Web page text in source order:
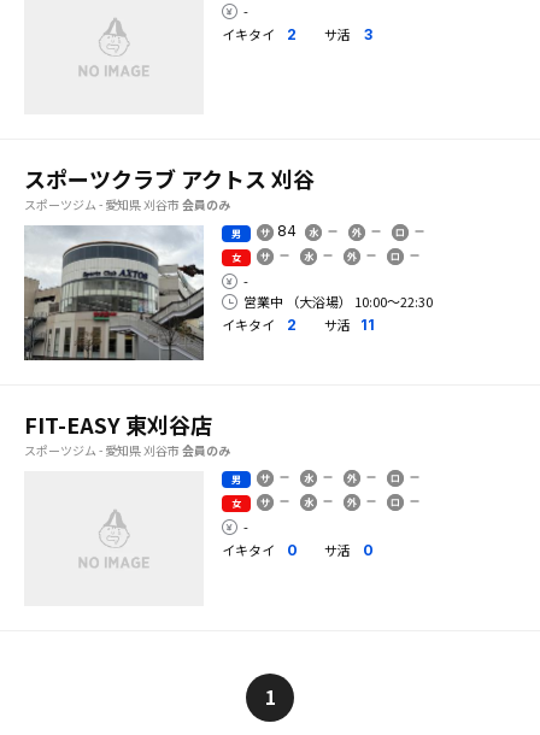
-
イキタイ
2 サ活 3
スポーツクラブ アクトス 刈谷
スポーツジム - 愛知県 刈谷市 会員のみ
男 84
女
-
営業中 （大浴場） 10:00〜22:30
イキタイ
2 サ活 11
FIT-EASY 東刈谷店
スポーツジム - 愛知県 刈谷市 会員のみ
男
女
-
イキタイ
0 サ活 0
1